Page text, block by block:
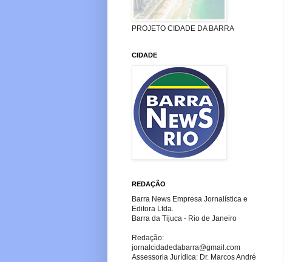
PROJETO CIDADE DA BARRA
CIDADE
REDAÇÃO
Barra News Empresa Jornalística e
Editora Ltda.
Barra da Tijuca - Rio de Janeiro
Redação:
jornalcidadedabarra@gmail.com
Assessoria Jurídica: Dr. Marcos André